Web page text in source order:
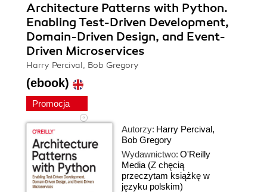
Architecture Patterns with Python.
Enabling Test-Driven Development,
Domain-Driven Design, and Event-
Driven Microservices
Harry Percival, Bob Gregory
(ebook)
Promocja
Autorzy: Harry Percival,
Bob Gregory
Wydawnictwo: O'Reilly
Media (Z chęcią
przeczytam książkę w
języku polskim)